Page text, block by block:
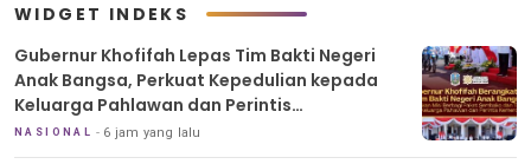
WIDGET INDEKS
Gubernur Khofifah Lepas Tim Bakti Negeri
Anak Bangsa, Perkuat Kepedulian kepada
Keluarga Pahlawan dan Perintis
Kemerdekaan
NASIONAL 6 jam yang lalu